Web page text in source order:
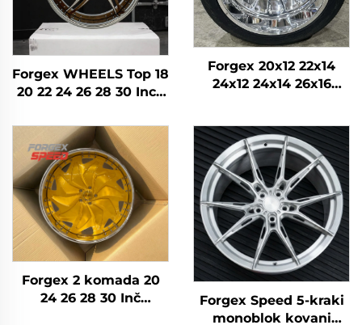
Forgex WHEELS Top 18
20 22 24 26 28 30 Inch
Custom Forged Wheel
Putnički automobil
Forgex 20x12 22x14
24x12 24x14 26x16
terenski kovani kotači
za Chevrolet GMC
2500HD Silverado Ram
SUV
Forgex 2 komada 20
24 26 28 30 Inč
Forgex Speed 5-kraki
monoblok kovani